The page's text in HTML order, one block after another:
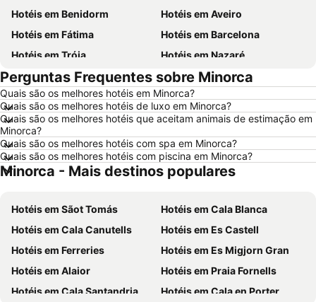
Hotéis em Benidorm
Hotéis em Aveiro
Hotéis em Fátima
Hotéis em Barcelona
Hotéis em Tróia
Hotéis em Nazaré
Hotéis em Évora
Hotéis em Peniche
Hotéis em Porto Santo
Hotéis em Isla Canela
Hotéis em Sangenjo
Hotéis em Vila Nova de Milfontes
Hotéis em Vilamoura
Hotéis em Vigo
Hotéis em Roma
Hotéis em Centro de Portugal
Hotéis em Sul de Espanha
Hotéis em Málaga
Hotéis em Costa da Luz
Perguntas Frequentes sobre Minorca
Quais são os melhores hotéis em Minorca?
Quais são os melhores hotéis de luxo em Minorca?
Quais são os melhores hotéis que aceitam animais de estimação em
Minorca?
Quais são os melhores hotéis com spa em Minorca?
Quais são os melhores hotéis com piscina em Minorca?
Minorca - Mais destinos populares
Hotéis em Sãot Tomás
Hotéis em Cala Blanca
Hotéis em Cala Canutells
Hotéis em Es Castell
Hotéis em Ferreries
Hotéis em Es Migjorn Gran
Hotéis em Alaior
Hotéis em Praia Fornells
Hotéis em Cala Santandria
Hotéis em Cala en Porter